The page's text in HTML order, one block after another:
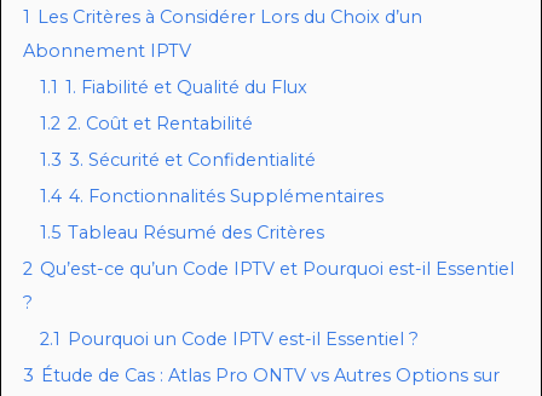
1 Les Critères à Considérer Lors du Choix d’un
Abonnement IPTV
1.1 1. Fiabilité et Qualité du Flux
1.2 2. Coût et Rentabilité
1.3 3. Sécurité et Confidentialité
1.4 4. Fonctionnalités Supplémentaires
1.5 Tableau Résumé des Critères
2 Qu’est-ce qu’un Code IPTV et Pourquoi est-il Essentiel
?
2.1 Pourquoi un Code IPTV est-il Essentiel ?
3 Étude de Cas : Atlas Pro ONTV vs Autres Options sur